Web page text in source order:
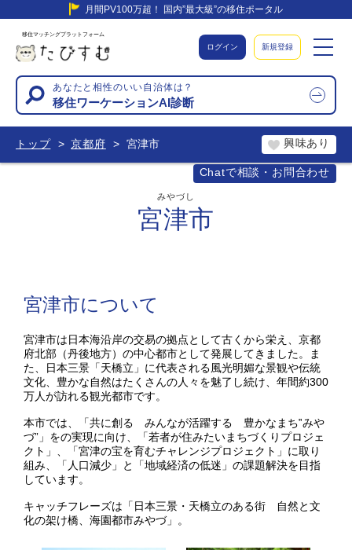
月間PV100万超！ 国内”最大級”の移住ポータル
移住マッチングプラットフォーム
ログイン 新規登録
あなたと相性のいい自治体は？
移住ワーケーションAI診断
トップ 京都府 宮津市
Chatで相談・お問合わせ
興味あり
宮津市
みやづし
宮津市について
宮津市は日本海沿岸の交易の拠点として古くから栄え、京都
府北部（丹後地方）の中心都市として発展してきました。ま
た、日本三景「天橋立」に代表される風光明媚な景観や伝統
文化、豊かな自然はたくさんの人々を魅了し続け、年間約300
万人が訪れる観光都市です。
本市では、「共に創る みんなが活躍する 豊かなまち‟みや
づ”」をの実現に向け、「若者が住みたいまちづくりプロジェ
クト」、「宮津の宝を育むチャレンジプロジェクト」に取り
組み、「人口減少」と「地域経済の低迷」の課題解決を目指
しています。
キャッチフレーズは「日本三景・天橋立のある街 自然と文
化の架け橋、海園都市みやづ」。